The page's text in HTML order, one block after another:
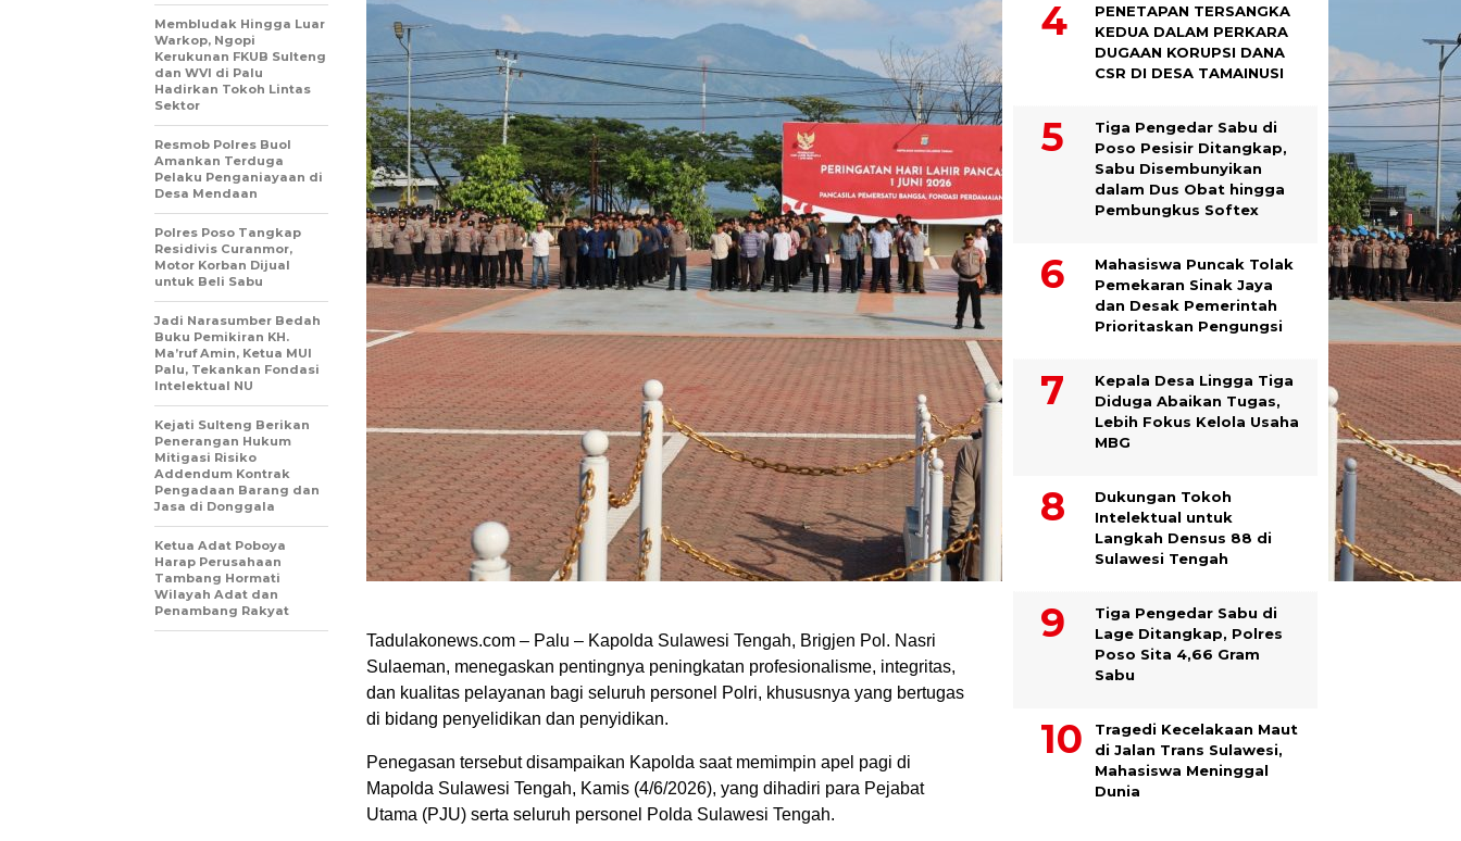
Tadulakonews.com – Palu – Kapolda Sulawesi Tengah, Brigjen Pol. Nasri
Sulaeman, menegaskan pentingnya peningkatan profesionalisme, integritas,
dan kualitas pelayanan bagi seluruh personel Polri, khususnya yang bertugas
di bidang penyelidikan dan penyidikan.
Penegasan tersebut disampaikan Kapolda saat memimpin apel pagi di
Mapolda Sulawesi Tengah, Kamis (4/6/2026), yang dihadiri para Pejabat
Utama (PJU) serta seluruh personel Polda Sulawesi Tengah.
Membludak Hingga Luar
Warkop, Ngopi
Kerukunan FKUB Sulteng
dan WVI di Palu
Hadirkan Tokoh Lintas
Sektor
Resmob Polres Buol
Amankan Terduga
Pelaku Penganiayaan di
Desa Mendaan
Polres Poso Tangkap
Residivis Curanmor,
Motor Korban Dijual
untuk Beli Sabu
Jadi Narasumber Bedah
Buku Pemikiran KH.
Ma’ruf Amin, Ketua MUI
Palu, Tekankan Fondasi
Intelektual NU
Kejati Sulteng Berikan
Penerangan Hukum
Mitigasi Risiko
Addendum Kontrak
Pengadaan Barang dan
Jasa di Donggala
Ketua Adat Poboya
Harap Perusahaan
Tambang Hormati
Wilayah Adat dan
Penambang Rakyat
PENETAPAN TERSANGKA
KEDUA DALAM PERKARA
DUGAAN KORUPSI DANA
CSR DI DESA TAMAINUSI
Tiga Pengedar Sabu di
Poso Pesisir Ditangkap,
Sabu Disembunyikan
dalam Dus Obat hingga
Pembungkus Softex
Mahasiswa Puncak Tolak
Pemekaran Sinak Jaya
dan Desak Pemerintah
Prioritaskan Pengungsi
Kepala Desa Lingga Tiga
Diduga Abaikan Tugas,
Lebih Fokus Kelola Usaha
MBG
Dukungan Tokoh
Intelektual untuk
Langkah Densus 88 di
Sulawesi Tengah
Tiga Pengedar Sabu di
Lage Ditangkap, Polres
Poso Sita 4,66 Gram
Sabu
Tragedi Kecelakaan Maut
di Jalan Trans Sulawesi,
Mahasiswa Meninggal
Dunia